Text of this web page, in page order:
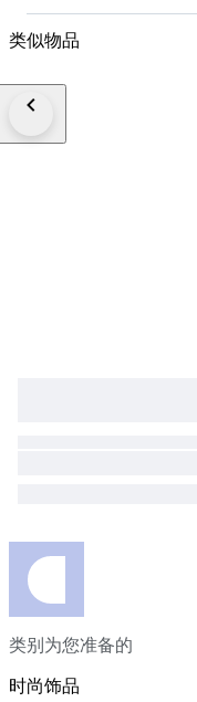
présente des micros
类似物品
类别为您准备的
时尚饰品